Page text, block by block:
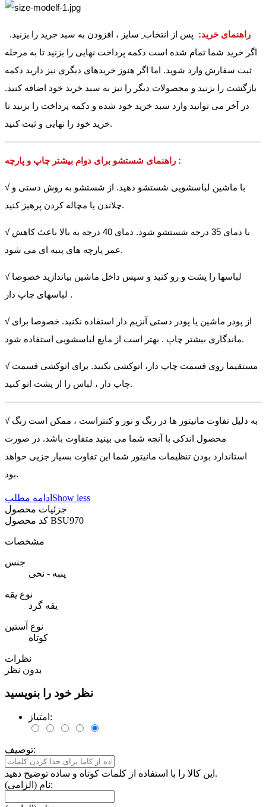
راهنمای خرید: پس از انتخاب ِ سایز ، افزودن به سبد خرید را بزنید.
اگر خرید شما تمام شده است دکمه پرداخت نهایی را بزنید تا به مرحله
ثبت سفارش وارد شوید. اما اگر هنوز خریدهای دیگری نیز دارید دکمه
بازگشت را بزنید و محصولات دیگر را نیز به سبد خرید خود اضافه کنید.
در آخر می توانید وارد سبد خرید خود شده و دکمه پرداخت را بزنید تا
خرید خود را نهایی و ثبت کنید.
راهنمای شستشو برای دوام بیشتر چاپ و پارچه :
√ با ماشین لباسشویی شستشو دهید. از شستشو به روش دستی و
چلاندن یا مچاله کردن پرهیز کنید.
√ با دمای 35 درجه شستشو شود. دمای 40 درجه به بالا باعث کاهش
عمر پارچه های پنبه ای می شود.
√ لباسها را پشت و رو کنید و سپس داخل ماشین بیاندازید خصوصا
لباسهای چاپ دار .
√ از پودر ماشین یا پودر دستی آنزیم دار استفاده نکنید. خصوصا برای
ماندگاری بیشتر چاپ . بهتر است از مایع لباسشویی استفاده شود.
√ مستقیما روی قسمت چاپ دار، اتوکشی نکنید. برای اتوکشی قسمت
چاپ دار ، لباس را از پشت اتو کنید.
√ به دلیل تفاوت مانیتور ها در رنگ و نور و کنتراست ، ممکن است رنگ
محصول اندکی با آنچه شما می بینید متفاوت باشد. در صورت
استاندارد بودن تنظیمات مانیتور شما این تفاوت بسیار جزیی خواهد
بود.
ادامه مطلب Show less
جزئیات محصول
BSU970
مشخصات
جنس
پنبه - نخی
نوع یقه
یقه گرد
نوع آستین
کوتاه
نظرات
بدون نظر
نظر خود را بنویسید
امتیاز:
توصیف:
این کالا را با استفاده از کلمات کوتاه و ساده توضیح دهید.
نام (الزامی):